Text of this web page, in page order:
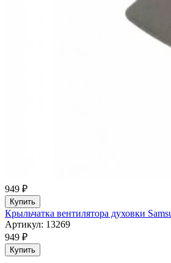
949 ₽
Купить
Крыльчатка вентилятора духовки
Артикул: 13269
949 ₽
Купить